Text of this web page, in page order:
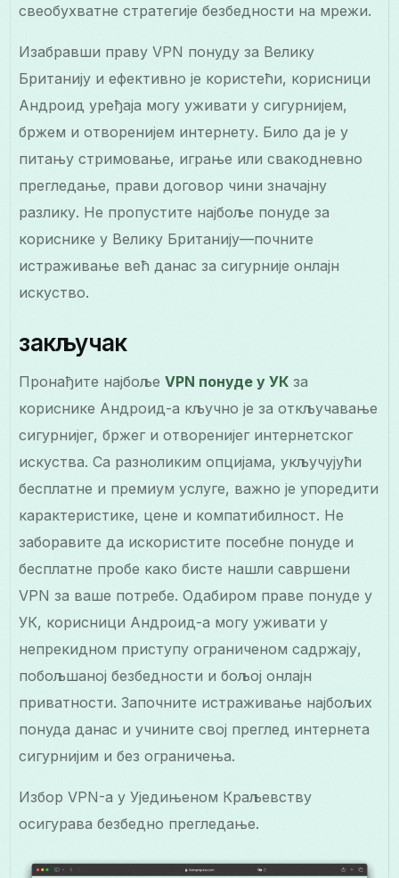
свеобухватне стратегије безбедности на мрежи.
Изабравши праву VPN понуду за Велику
Британију и ефективно је користећи, корисници
Андроид уређаја могу уживати у сигурнијем,
бржем и отворенијем интернету. Било да је у
питању стримовање, играње или свакодневно
прегледање, прави договор чини значајну
разлику. Не пропустите најбоље понуде за
кориснике у Велику Британију—почните
истраживање већ данас за сигурније онлајн
искуство.
закључак
Пронађите најбољеVPN понуде у УК за
кориснике Андроид-а кључно је за откључавање
сигурнијег, бржег и отворенијег интернетског
искуства. Са разноликим опцијама, укључујући
бесплатне и премиум услуге, важно је упоредити
карактеристике, цене и компатибилност. Не
заборавите да искористите посебне понуде и
бесплатне пробе како бисте нашли савршени
VPN за ваше потребе. Одабиром праве понуде у
УК, корисници Андроид-а могу уживати у
непрекидном приступу ограниченом садржају,
побољшаној безбедности и бољој онлајн
приватности. Започните истраживање најбољих
понуда данас и учините свој преглед интернета
сигурнијим и без ограничења.
Избор VPN-а у Уједињеном Краљевству
осигурава безбедно прегледање.